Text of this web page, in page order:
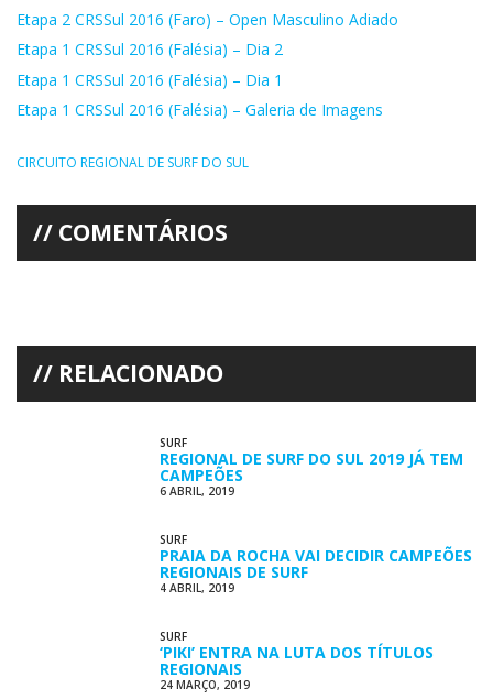
Etapa 2 CRSSul 2016 (Faro) – Open Masculino Adiado
Etapa 1 CRSSul 2016 (Falésia) – Dia 2
Etapa 1 CRSSul 2016 (Falésia) – Dia 1
Etapa 1 CRSSul 2016 (Falésia) – Galeria de Imagens
CIRCUITO REGIONAL DE SURF DO SUL
COMENTÁRIOS
RELACIONADO
SURF
REGIONAL DE SURF DO SUL 2019 JÁ TEM
CAMPEÕES
6 ABRIL, 2019
SURF
PRAIA DA ROCHA VAI DECIDIR CAMPEÕES
REGIONAIS DE SURF
4 ABRIL, 2019
SURF
‘PIKI’ ENTRA NA LUTA DOS TÍTULOS
REGIONAIS
24 MARÇO, 2019